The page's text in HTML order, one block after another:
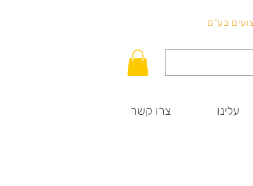
בע"מ
עלינו צרו קשר